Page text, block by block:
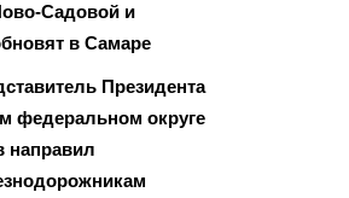
Садовой и
в Самаре
Президента
федеральном округе
направил